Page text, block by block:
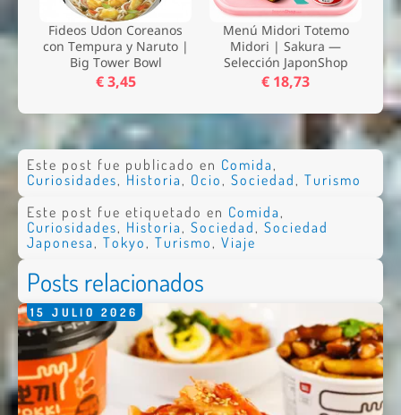
Fideos Udon Coreanos
con Tempura y Naruto |
Big Tower Bowl
€ 3,45
Menú Midori Totemo
Midori | Sakura —
Selección JaponShop
€ 18,73
Este post fue publicado en Comida,
Curiosidades, Historia, Ocio, Sociedad, Turismo
Este post fue etiquetado en Comida,
Curiosidades, Historia, Sociedad, Sociedad
Japonesa, Tokyo, Turismo, Viaje
Posts relacionados
15 JULIO 2026